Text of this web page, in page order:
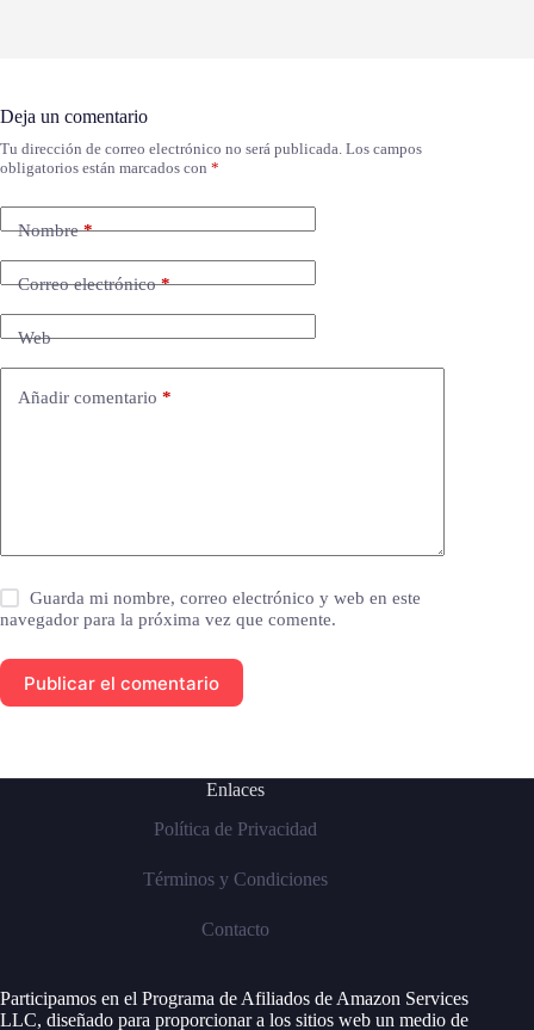
Deja un comentario
Tu dirección de correo electrónico no será publicada. Los campos
obligatorios están marcados con *
Nombre*
Correo electrónico*
Web
Añadir comentario *
Guarda mi nombre, correo electrónico y web en este
navegador para la próxima vez que comente.
Publicar el comentario
Enlaces
Política de Privacidad
Términos y Condiciones
Contacto
Participamos en el Programa de Afiliados de Amazon Services
LLC, diseñado para proporcionar a los sitios web un medio de